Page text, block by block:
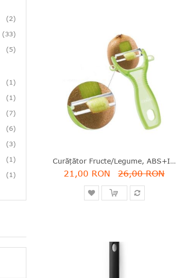
Curăţător Fructe/legume, ABS+inox, Verde, 13.4x8x2.5 Cm, Pela Kiwi, Moha - 7611264457146
21,00 RON 26,00 RON
2articole
33articole
5articole
1articol
1articol
7articole
6articole
3articole
1articol
1articol